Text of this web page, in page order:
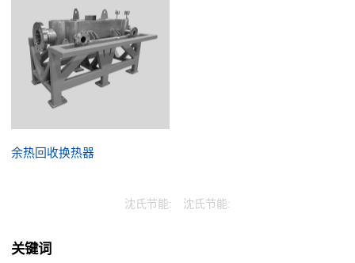
余热回收换热器
沈氏节能: 沈氏节能:
关键词